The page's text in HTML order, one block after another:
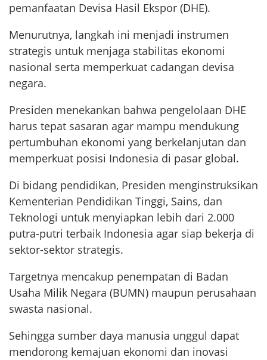
pemanfaatan Devisa Hasil Ekspor (DHE).
Menurutnya, langkah ini menjadi instrumen
strategis untuk menjaga stabilitas ekonomi
nasional serta memperkuat cadangan devisa
negara.
Presiden menekankan bahwa pengelolaan DHE
harus tepat sasaran agar mampu mendukung
pertumbuhan ekonomi yang berkelanjutan dan
memperkuat posisi Indonesia di pasar global.
Di bidang pendidikan, Presiden menginstruksikan
Kementerian Pendidikan Tinggi, Sains, dan
Teknologi untuk menyiapkan lebih dari 2.000
putra-putri terbaik Indonesia agar siap bekerja di
sektor-sektor strategis.
Targetnya mencakup penempatan di Badan
Usaha Milik Negara (BUMN) maupun perusahaan
swasta nasional.
Sehingga sumber daya manusia unggul dapat
mendorong kemajuan ekonomi dan inovasi